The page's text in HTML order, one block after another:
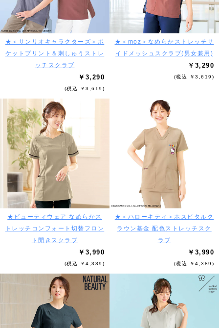
★＜サンリオキャラクターズ＞ポ
ケットプリント＆刺しゅうストレ
ッチスクラブ
￥3,290
(税込 ￥3,619)
★＜moz＞なめらかストレッチサ
イドメッシュスクラブ(男女兼用)
￥3,290
(税込 ￥3,619)
★ビューティウェア なめらかス
トレッチコンフォート切替フロン
ト開きスクラブ
￥3,990
(税込 ￥4,389)
★＜ハローキティ＞ホスピタルク
ラウン基金 配色ストレッチスク
ラブ
￥3,990
(税込 ￥4,389)